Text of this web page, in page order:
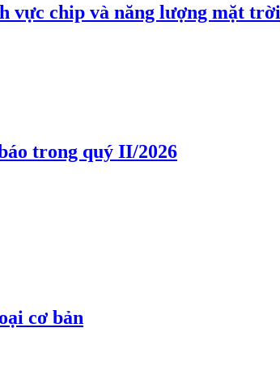
vực chip và năng lượng mặt trời
trong quý II/2026
cơ bản